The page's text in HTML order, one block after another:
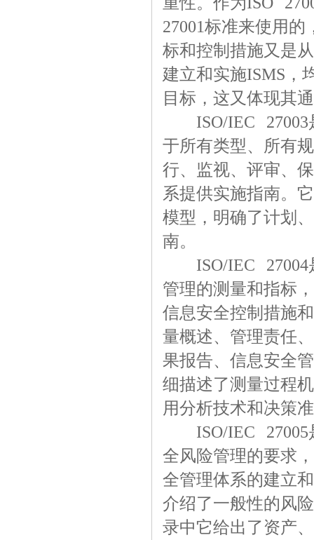
27001标准来使用
标和控制措施又是
建立和实施ISMS，
目标，这又体现其
ISO/IEC 27003
于所有类型、所有
行、监视、评审、
系提供实施指南。
模型，明确了计划
南。
ISO/IEC 27004
管理的测量和指标
信息安全控制措施
量概述、管理责任
果报告、信息安全
细描述了测量过程
用分析技术和决策
ISO/IEC 27005
全风险管理的要求
全管理体系的建立
介绍了一般性的风
录中它给出了资产